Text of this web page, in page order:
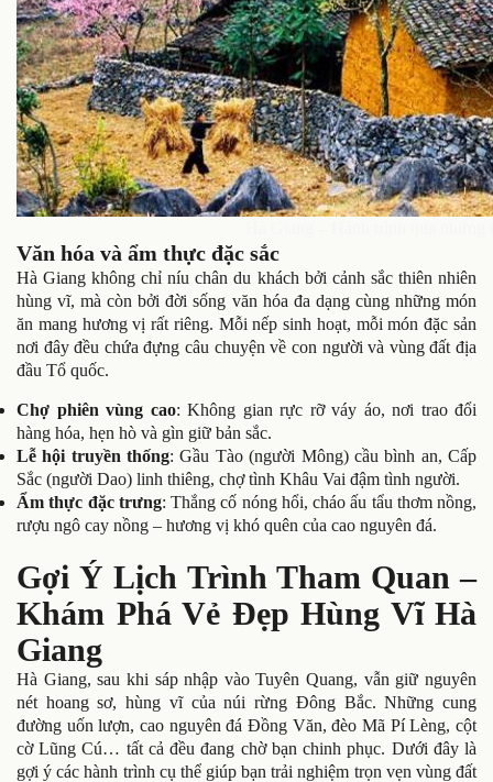
Văn hóa và ẩm thực đặc sắc
Hà Giang không chỉ níu chân du khách bởi cảnh sắc thiên nhiên
hùng vĩ, mà còn bởi đời sống văn hóa đa dạng cùng những món
ăn mang hương vị rất riêng. Mỗi nếp sinh hoạt, mỗi món đặc sản
nơi đây đều chứa đựng câu chuyện về con người và vùng đất địa
đầu Tổ quốc.
Chợ phiên vùng cao: Không gian rực rỡ váy áo, nơi trao đổi
hàng hóa, hẹn hò và gìn giữ bản sắc.
Lễ hội truyền thống: Gầu Tào (người Mông) cầu bình an, Cấp
Sắc (người Dao) linh thiêng, chợ tình Khâu Vai đậm tình người.
Ẩm thực đặc trưng: Thắng cố nóng hổi, cháo ấu tẩu thơm nồng,
rượu ngô cay nồng – hương vị khó quên của cao nguyên đá.
Gợi Ý Lịch Trình Tham Quan –
Khám Phá Vẻ Đẹp Hùng Vĩ Hà
Giang
Hà Giang, sau khi sáp nhập vào Tuyên Quang, vẫn giữ nguyên
nét hoang sơ, hùng vĩ của núi rừng Đông Bắc. Những cung
đường uốn lượn, cao nguyên đá Đồng Văn, đèo Mã Pí Lèng, cột
cờ Lũng Cú… tất cả đều đang chờ bạn chinh phục. Dưới đây là
gợi ý các hành trình cụ thể giúp bạn trải nghiệm trọn vẹn vùng đất